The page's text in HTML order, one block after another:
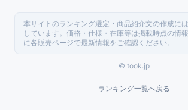
本サイトのランキング選定・商品紹介文の作成に
しています。価格・仕様・在庫等は掲載時点の情
に各販売ページで最新情報をご確認ください。
© took.jp
ランキング一覧へ戻る